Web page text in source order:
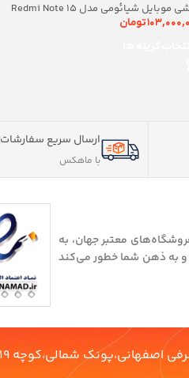
گوشی موبایل شیائومی مدل Redmi Note 15
تومان
ارسال سریع سفارشات
با ماهکس
معتبر جهان، به
و به ذهن شما خطور می‌کند
شمالی،کوچه 19،پلاک24،واحد5